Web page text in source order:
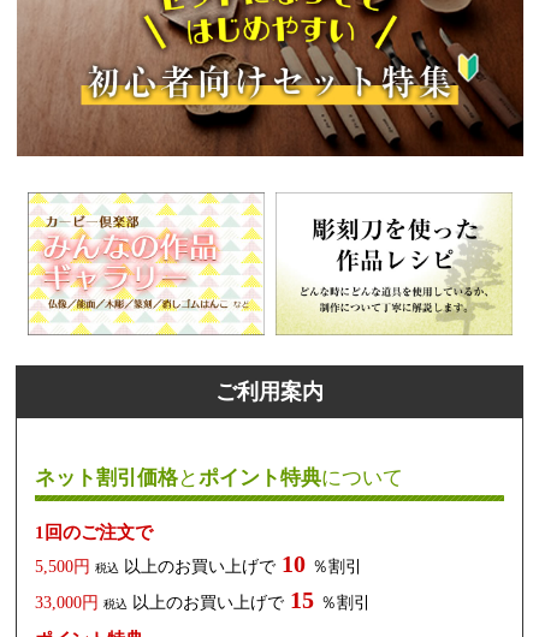
ご利用案内
ネット割引価格とポイント特典について
1回のご注文で
5,500円 税込 以上のお買い上げで 10 ％割引
33,000円 税込 以上のお買い上げで 15 ％割引